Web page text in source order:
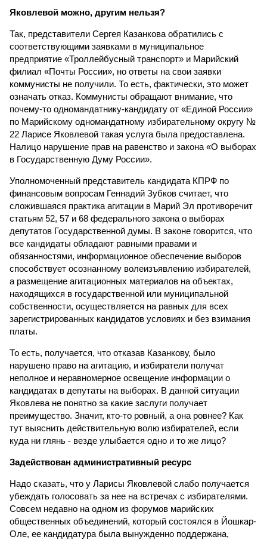
Яковлевой можно, другим нельзя?
Так, представители Сергея Казанкова обратились с
соответствующими заявками в муниципальное
предприятие «Троллейбусный транспорт» и Марийский
филиал «Почты России», но ответы на свои заявки
коммунисты не получили. То есть, фактически, это может
означать отказ. Коммунисты обращают внимание, что
почему-то одномандатнику-кандидату от «Единой России»
по Марийскому одномандатному избирательному округу №
22 Ларисе Яковлевой такая услуга была предоставлена.
Налицо нарушение прав на равенство и закона «О выборах
в Государственную Думу России».
Уполномоченный представитель кандидата КПРФ по
финансовым вопросам Геннадий Зубков считает, что
сложившаяся практика агитации в Марий Эл противоречит
статьям 52, 57 и 68 федерального закона о выборах
депутатов Государственной думы. В законе говорится, что
все кандидаты обладают равными правами и
обязанностями, информационное обеспечение выборов
способствует осознанному волеизъявлению избирателей,
а размещение агитационных материалов на объектах,
находящихся в государственной или муниципальной
собственности, осуществляется на равных для всех
зарегистрированных кандидатов условиях и без взимания
платы.
То есть, получается, что отказав Казанкову, было
нарушено право на агитацию, и избиратели получат
неполное и неравномерное освещение информации о
кандидатах в депутаты на выборах. В данной ситуации
Яковлева не понятно за какие заслуги получает
преимущество. Значит, кто-то ровный, а она ровнее? Как
тут выяснить действительную волю избирателей, если
куда ни глянь - везде улыбается одно и то же лицо?
Задействован административный ресурс
Надо сказать, что у Ларисы Яковлевой слабо получается
убеждать голосовать за нее на встречах с избирателями.
Совсем недавно на одном из форумов марийских
общественных объединений, который состоялся в Йошкар-
Оле, ее кандидатура была вынужденно поддержана,